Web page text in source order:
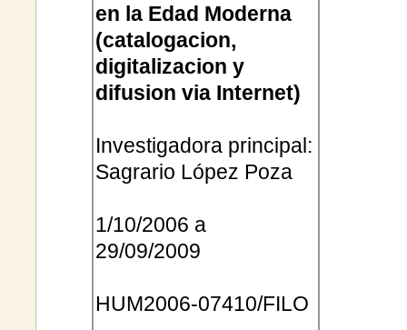
en la Edad Moderna
(catalogacion,
digitalizacion y
difusion via Internet)
Investigadora principal:
Sagrario López Poza
1/10/2006 a
29/09/2009
HUM2006-07410/FILO